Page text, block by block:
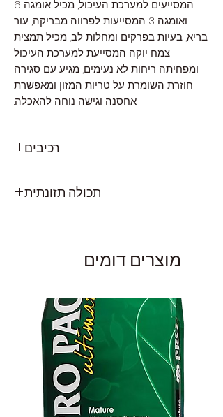
המסייעים למערכת העיכול, מכיל אומגה 6
ואומגה 3 המסייעות לפרווה מבריקה, עור
בריא, בעיות בפרקים ומחלות לב, מכיל תמצית
צמח יוקה המסייעת למערכת העיכול
ומפחיתה ריחות לא נעימים, מגיע עם סגירה
חוזרת השומרת על טריות המזון ומאפשרת
אחסנה וגישה נוחה להאכלה.
רכיבים
סיביי אפונה, חומרי טעם טבעיים, זרעיי פשתן,
בטא-קארוטן, ויטמינים ומנרלים.
תכולה תזונתית
מוצרים דומים